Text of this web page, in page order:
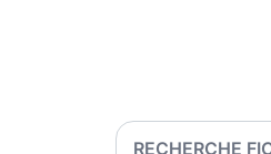
RECHERCHE